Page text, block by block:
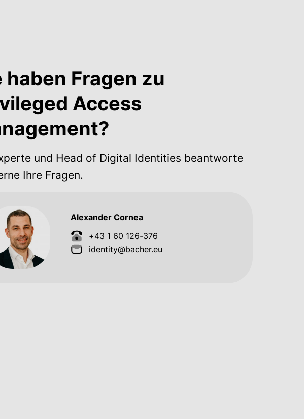
haben Fragen zu
Access
und Head of Digital Identities beantworte
Ihre Fragen.
Alexander Cornea
+43 1 60 126-376
identity@bacher.eu